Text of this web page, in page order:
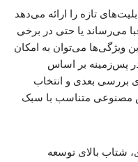
تازه را ارائه می‌دهد
می‌رساند یا حتی در برخی
ویژگی‌ها می‌توان به امکان
پس‌زمینه بر اساس
بررسی بعدی و انتخاب
متناسب با سبک
شتاب بالای توسعه